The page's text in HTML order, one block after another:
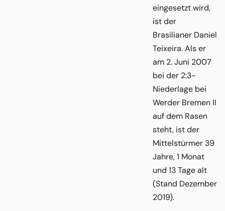
eingesetzt wird,
ist der
Brasilianer Daniel
Teixeira. Als er
am 2. Juni 2007
bei der 2:3-
Niederlage bei
Werder Bremen II
auf dem Rasen
steht, ist der
Mittelstürmer 39
Jahre, 1 Monat
und 13 Tage alt
(Stand Dezember
2019).